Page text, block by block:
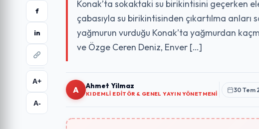
f
in
A+
A-
Konak’ta sokaktaki su birikintisini geçerken
çabasıyla su birikintisinden çıkartılma
yağmurun vurduğu Konak’ta yağmurdan
ve Özge Ceren Deniz, Enver […]
A Ahmet Yilmaz
KIDEMLI EDITÖR & GENEL YAYIN YÖNETMENI
30 Tem